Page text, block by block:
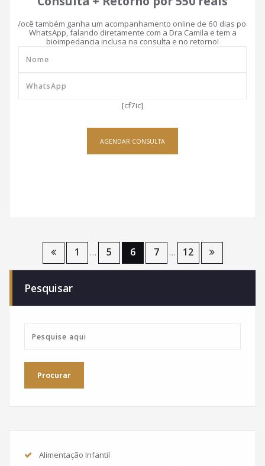
Você também ganha um acompanhamento online de 60 dias por
WhatsApp, falando diretamente com a Dra Camila e tem a
bioimpedancia inclusa na consulta e no retorno!
[cf7ic]
AGENDAR CONSULTA
Paginação
de
posts
1 … 5 6 7 … 12
Pesquisar
Alimentação Infantil